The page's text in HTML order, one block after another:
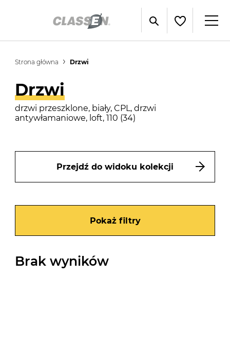
Strona główna Drzwi
Drzwi
drzwi przeszklone, biały, CPL, drzwi
antywłamaniowe, loft, 110 (34)
Przejdź do widoku kolekcji
Pokaż filtry
Brak wyników